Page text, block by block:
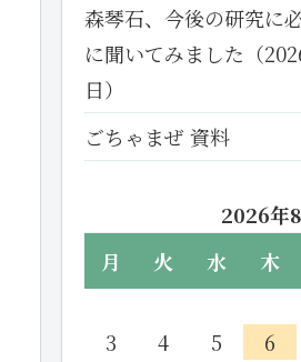
森琴石、今後の研究
に聞いてみました（
日）
ごちゃまぜ 資料
2026年
月
火 水 木
3
4 5 6